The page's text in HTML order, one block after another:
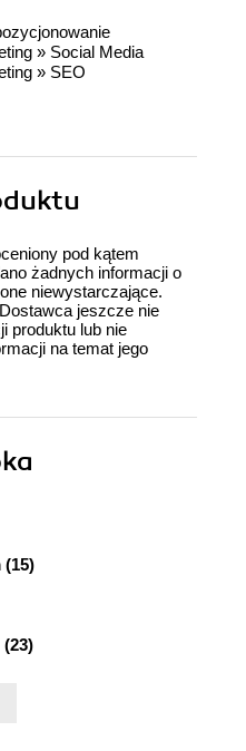
» Social Media
» SEO
pod kątem
żadnych informacji o
niewystarczające.
jeszcze nie
produktu lub nie
na temat jego
(15)
(27)